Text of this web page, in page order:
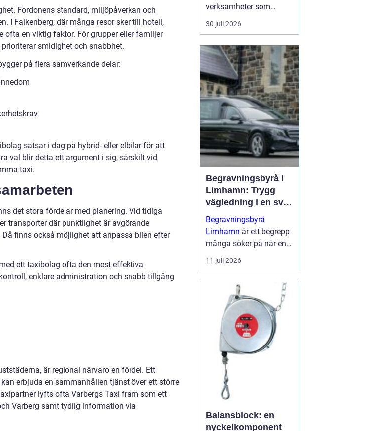
Fordonens standard, miljöpåverkan och
I Falkenberg, där många resor sker till hotell,
ofta en viktig faktor. För grupper eller familjer
smidighet och snabbhet.
på flera samverkande delar:
satsar i dag på hybrid- eller elbilar för att
val blir detta ett argument i sig, särskilt vid
taxi.
det stora fördelar med planering. Vid tidiga
transporter där punktlighet är avgörande
finns också möjlighet att anpassa bilen efter
ett taxibolag ofta den mest effektiva
enklare administration och snabb tillgång
är regional närvaro en fördel. Ett
erbjuda en sammanhållen tjänst över ett större
lyfts ofta Varbergs Taxi fram som ett
Varberg samt tydlig information via
verksamheter som
behöver snabb, tydlig
och hållbar märkning.
livsmedel, ehandel, lager
eller butiker handlar allt i
grunden om samma sak:
rätt ...
30 juli 2026
Begravningsbyrå i
Limhamn: Trygg
vägledning i en svår
tid
Begravningsbyrå
Limhamn är ett begrepp
många söker på när en
nära anhörig har gått
bort och behovet av stöd
11 juli 2026
Balansblock: en
nyckelkomponent